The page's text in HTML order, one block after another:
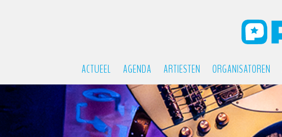
ACTUEEL AGENDA ARTIESTEN ORGANISATOREN